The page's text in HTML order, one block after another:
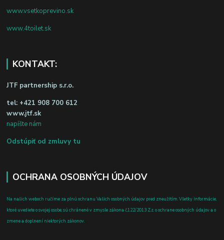
www.vsetkoprevino.sk
www.4toilet.sk
KONTAKT:
JTF partnership s.r.o.
tel: +421 908 700 612
www.jtf.sk
napíšte nám
Odstúpiť od zmluvy tu
OCHRANA OSOBNÝCH ÚDAJOV
Na našich weboch ručíme za plnú ochranu Vašich osobných údajov pred zneužitím. Všetky informácie,
ktoré uvediete o svojej osobe, sú chránené v zmysle zákona č.122/2013 Z.z. o ochrane osobných údajov a o
zmene a doplnení niektorých zákonov.